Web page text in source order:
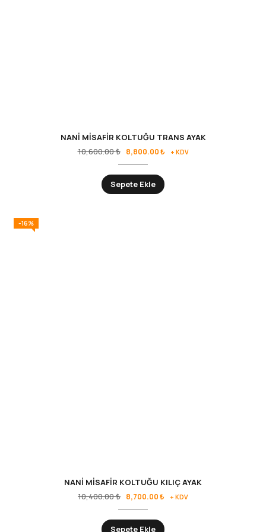
NANİ MİSAFİR KOLTUĞU TRANS AYAK
10,600.00₺ Orijinal
fiyat:
10,600.00 ₺.
8,800.00₺
Şu
+ KDV
Sepete Ekle
-16%
NANİ MİSAFİR KOLTUĞU KILIÇ AYAK
10,400.00₺ Orijinal
fiyat:
10,400.00 ₺.
8,700.00₺ Şu
+ KDV
Sepete Ekle